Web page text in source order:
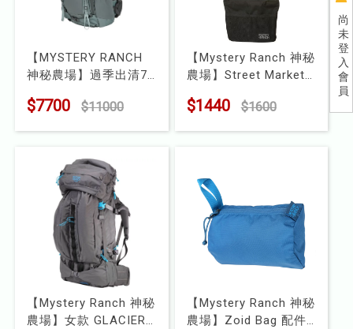
尚
未
登
入
會
員
睡眠系統
器材裝備
兒童
水上配件
其他
挖寶區
⭐長毛象-過季出清75折⭐
【MYSTERY RANCH
神秘農場】過季出清7
山背包
$7700 $11000
【Mystery Ranch 神秘
農場】Street Market
型號 : MR 61313
$1440 $1600
【Mystery Ranch 神秘
農場】女款 GLACIER
【Mystery Ranch 神秘
農場】Zoid Bag 配件